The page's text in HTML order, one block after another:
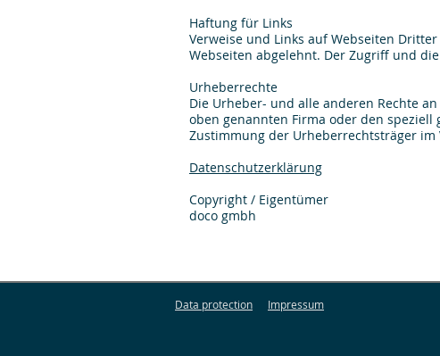
Haftung für Links
Verweise und Links auf Webseiten
Webseiten abgelehnt. Der Zugriff und
Urheberrechte
Die Urheber- und alle anderen Rechte
oben genannten Firma oder den
Zustimmung der Urheberrechtsträger im
Datenschutzerklärung
​Copyright / Eigentümer
doco gmbh
Data protection Impressum